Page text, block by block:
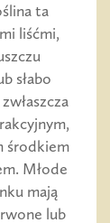
ta
liśćmi,
słabo
środkiem
Młode
mają
lub